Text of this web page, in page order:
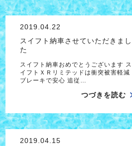
2019.04.22
スイフト納車させていただきまし
た
スイフト納車おめでとうございます ス
イフトＸＲリミテッドは衝突被害軽減
ブレーキで安心 追従…
つづきを読む
2019.04.15